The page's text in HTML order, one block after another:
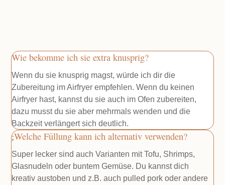
Wie bekomme ich sie extra knusprig?
Wenn du sie knusprig magst, würde ich dir die
Zubereitung im Airfryer empfehlen. Wenn du keinen
Airfryer hast, kannst du sie auch im Ofen zubereiten,
dazu musst du sie aber mehrmals wenden und die
Backzeit verlängert sich deutlich.
Welche Füllung kann ich alternativ verwenden?
Super lecker sind auch Varianten mit Tofu, Shrimps,
Glasnudeln oder buntem Gemüse. Du kannst dich
kreativ austoben und z.B. auch pulled pork oder andere